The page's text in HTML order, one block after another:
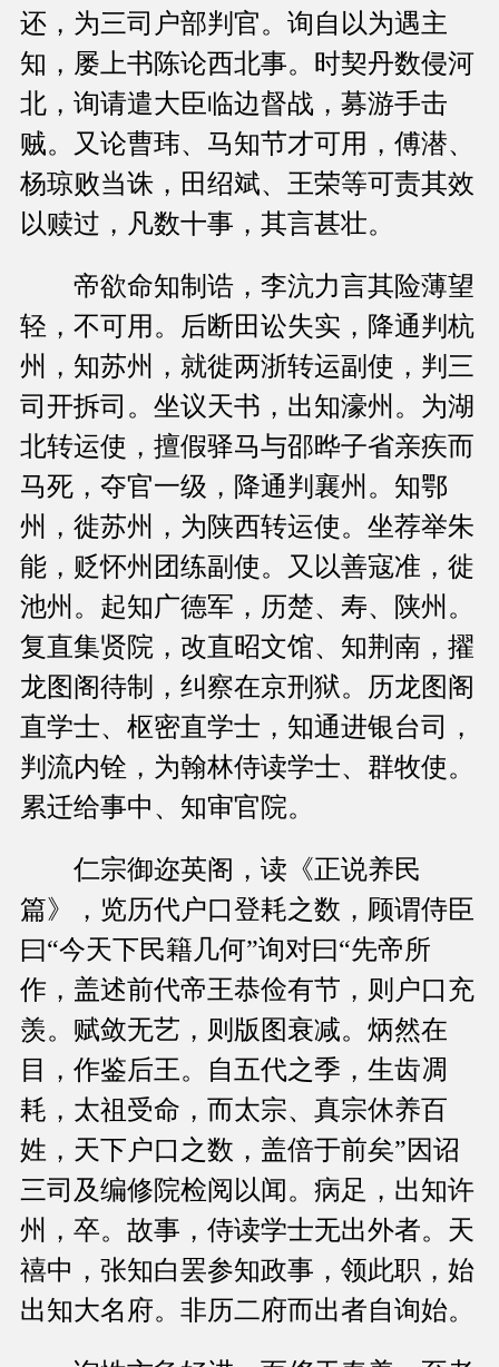
还，为三司户部判官。询自以为遇主
知，屡上书陈论西北事。时契丹数侵河
北，询请遣大臣临边督战，募游手击
贼。又论曹玮、马知节才可用，傅潜、
杨琼败当诛，田绍斌、王荣等可责其效
以赎过，凡数十事，其言甚壮。
帝欲命知制诰，李沆力言其险薄望
轻，不可用。后断田讼失实，降通判杭
州，知苏州，就徙两浙转运副使，判三
司开拆司。坐议天书，出知濠州。为湖
北转运使，擅假驿马与邵晔子省亲疾而
马死，夺官一级，降通判襄州。知鄂
州，徙苏州，为陕西转运使。坐荐举朱
能，贬怀州团练副使。又以善寇准，徙
池州。起知广德军，历楚、寿、陕州。
复直集贤院，改直昭文馆、知荆南，擢
龙图阁待制，纠察在京刑狱。历龙图阁
直学士、枢密直学士，知通进银台司，
判流内铨，为翰林侍读学士、群牧使。
累迁给事中、知审官院。
仁宗御迩英阁，读《正说养民
篇》，览历代户口登耗之数，顾谓侍臣
曰“今天下民籍几何”询对曰“先帝所
作，盖述前代帝王恭俭有节，则户口充
羡。赋敛无艺，则版图衰减。炳然在
目，作鉴后王。自五代之季，生齿凋
耗，太祖受命，而太宗、真宗休养百
姓，天下户口之数，盖倍于前矣”因诏
三司及编修院检阅以闻。病足，出知许
州，卒。故事，侍读学士无出外者。天
禧中，张知白罢参知政事，领此职，始
出知大名府。非历二府而出者自询始。